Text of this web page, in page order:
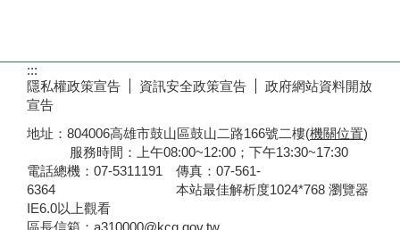
:::
隱私權政策宣告
資訊安全政策宣告
政府網站資料開放
宣告
地址：804006高雄市鼓山區鼓山二路166號二樓(機關位置)
服務時間：上午08:00~12:00；下午13:30~17:30
電話總機：07-5311191 傳真：07-561-
6364 本站最佳解析度1024*768 瀏覽器
IE6.0以上觀看
區長信箱：a310000@kcg.gov.tw